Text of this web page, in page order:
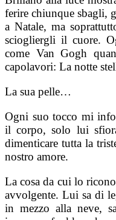
ferire chiunque sbagli,
a Natale, ma
sciogliergli il cuore.
come Van Gogh
capolavori: La notte
La sua pelle…
Ogni suo tocco mi
il corpo, solo lui
dimenticare tutta la
nostro amore.
La cosa da cui lo
avvolgente. Lui sa di
in mezzo alla neve,